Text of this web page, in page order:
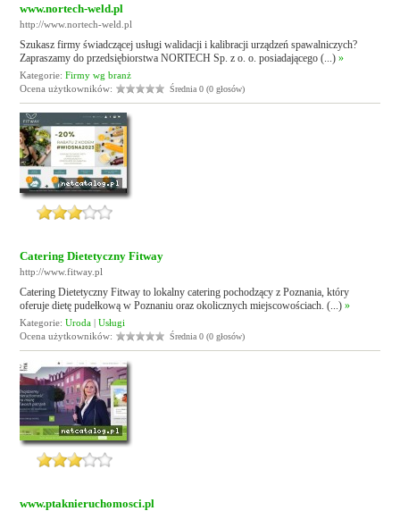
www.nortech-weld.pl
http://www.nortech-weld.pl
Szukasz firmy świadczącej usługi walidacji i kalibracji urządzeń spawalniczych?
Zapraszamy do przedsiębiorstwa NORTECH Sp. z o. o. posiadającego (...)»
Kategorie:Firmy wg branż
Ocena użytkowników:
Średnia 0 (0 głosów)
Catering Dietetyczny Fitway
http://www.fitway.pl
Catering Dietetyczny Fitway to lokalny catering pochodzący z Poznania, który
oferuje dietę pudełkową w Poznaniu oraz okolicznych miejscowościach. (...)»
Kategorie:Uroda |Usługi
Ocena użytkowników:
Średnia 0 (0 głosów)
www.ptaknieruchomosci.pl